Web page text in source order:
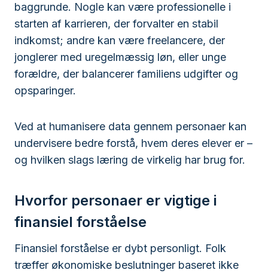
baggrunde. Nogle kan være professionelle i
starten af karrieren, der forvalter en stabil
indkomst; andre kan være freelancere, der
jonglerer med uregelmæssig løn, eller unge
forældre, der balancerer familiens udgifter og
opsparinger.
Ved at humanisere data gennem personaer kan
undervisere bedre forstå, hvem deres elever er –
og hvilken slags læring de virkelig har brug for.
Hvorfor personaer er vigtige i
finansiel forståelse
Finansiel forståelse er dybt personligt. Folk
træffer økonomiske beslutninger baseret ikke